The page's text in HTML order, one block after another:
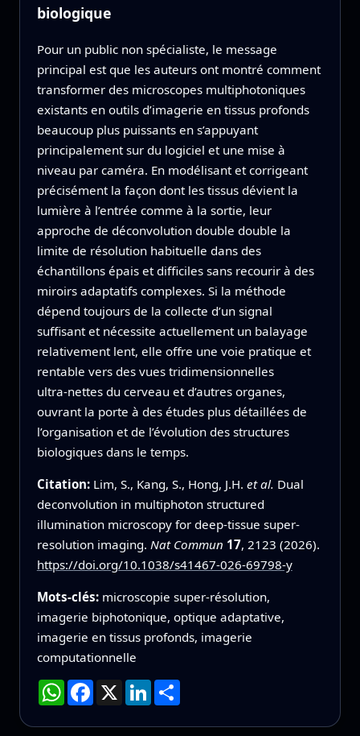
biologique
Pour un public non spécialiste, le message
principal est que les auteurs ont montré comment
transformer des microscopes multiphotoniques
existants en outils d’imagerie en tissus profonds
beaucoup plus puissants en s’appuyant
principalement sur du logiciel et une mise à
niveau par caméra. En modélisant et corrigeant
précisément la façon dont les tissus dévient la
lumière à l’entrée comme à la sortie, leur
approche de déconvolution double double la
limite de résolution habituelle dans des
échantillons épais et difficiles sans recourir à des
miroirs adaptatifs complexes. Si la méthode
dépend toujours de la collecte d’un signal
suffisant et nécessite actuellement un balayage
relativement lent, elle offre une voie pratique et
rentable vers des vues tridimensionnelles
ultra‑nettes du cerveau et d’autres organes,
ouvrant la porte à des études plus détaillées de
l’organisation et de l’évolution des structures
biologiques dans le temps.
Citation: Lim, S., Kang, S., Hong, J.H. et al. Dual
deconvolution in multiphoton structured
illumination microscopy for deep-tissue super-
resolution imaging. Nat Commun 17, 2123 (2026).
https://doi.org/10.1038/s41467-026-69798-y
Mots-clés: microscopie super‑résolution,
imagerie biphotonique, optique adaptative,
imagerie en tissus profonds, imagerie
computationnelle
WhatsApp
Facebook
X LinkedInPartager